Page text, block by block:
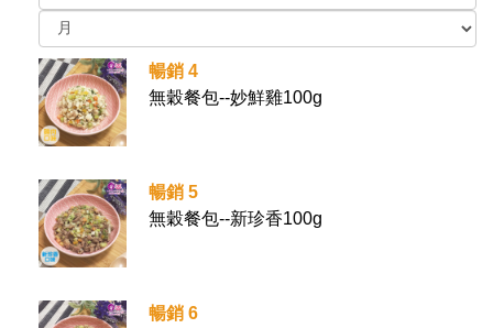
暢銷 4
無穀餐包--妙鮮雞100g
暢銷 5
無穀餐包--新珍香100g
暢銷 6